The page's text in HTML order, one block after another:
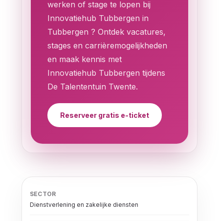
werken of stage te lopen bij
Innovatiehub Tubbergen in
Tubbergen ? Ontdek vacatures,
stages en carrièremogelijkheden
en maak kennis met
Innovatiehub Tubbergen tijdens
De Talententuin Twente.
Reserveer gratis e-ticket
SECTOR
Dienstverlening en zakelijke diensten